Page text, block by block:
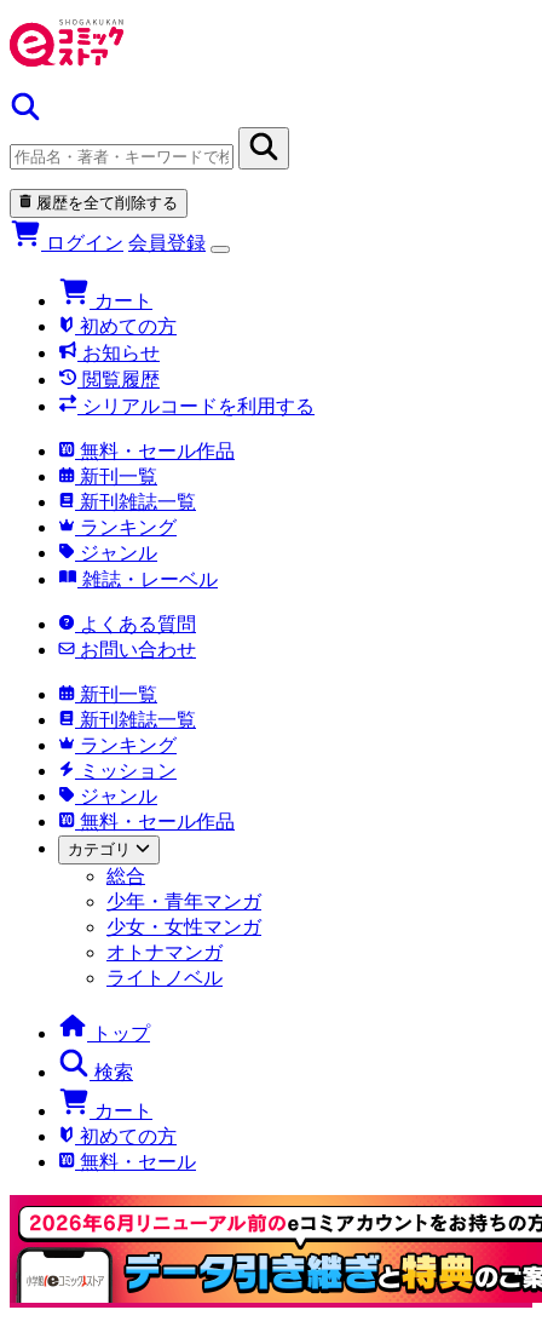
履歴を全て削除する
ログイン 会員登録
カート
初めての方
お知らせ
閲覧履歴
シリアルコードを利用する
無料・セール作品
新刊一覧
新刊雑誌一覧
ランキング
ジャンル
雑誌・レーベル
よくある質問
お問い合わせ
新刊一覧
新刊雑誌一覧
ランキング
ミッション
ジャンル
無料・セール作品
カテゴリ
総合
少年・青年マンガ
少女・女性マンガ
オトナマンガ
ライトノベル
トップ
検索
カート
初めての方
無料・セール